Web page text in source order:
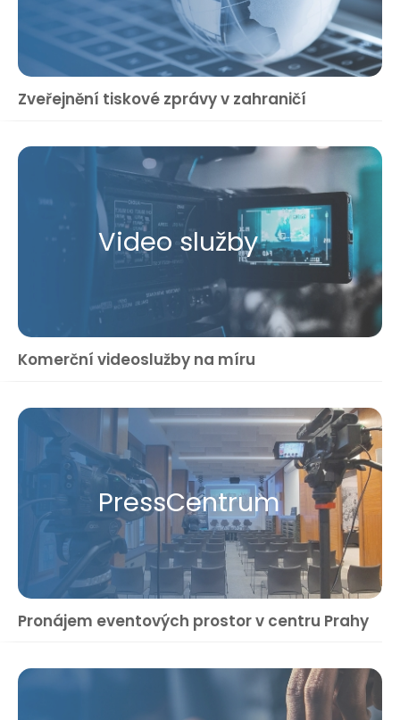
Zveřejnění tiskové zprávy v zahraničí
Video služby
Komerční videoslužby na míru
Press​Centrum
Pronájem eventových prostor v centru Prahy